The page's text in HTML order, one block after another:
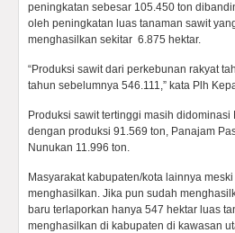
peningkatan sebesar 105.450 ton
oleh peningkatan luas tanaman sawit
menghasilkan sekitar 6.875 hektar.
“Produksi sawit dari perkebunan rakyat
tahun sebelumnya 546.111,” kata Plh
Produksi sawit tertinggi masih
dengan produksi 91.569 ton, Panajam
Nunukan 11.996 ton.
Masyarakat kabupaten/kota lainnya
menghasilkan. Jika pun sudah
baru terlaporkan hanya 547 hektar luas
menghasilkan di kabupaten di kawasan